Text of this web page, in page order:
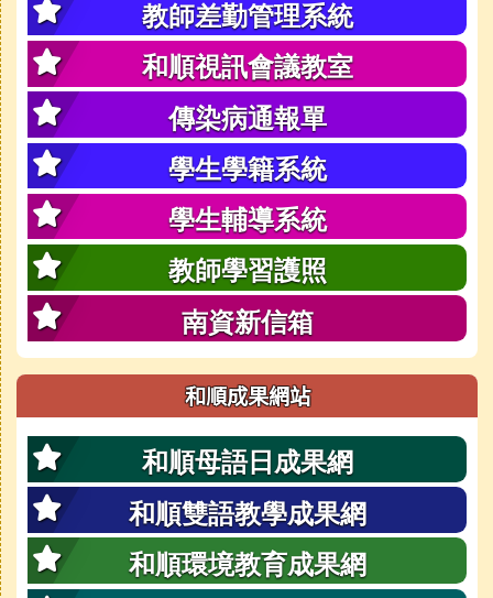
教師差勤管理系統
和順視訊會議教室
傳染病通報單
學生學籍系統
學生輔導系統
教師學習護照
南資新信箱
和順成果網站
和順母語日成果網
和順雙語教學成果網
和順環境教育成果網